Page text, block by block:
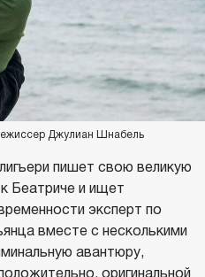
Джулиан Шнабель
пишет свою великую
Беатриче и ищет
эксперт по
вместе с несколькими
авантюру,
оригинальной